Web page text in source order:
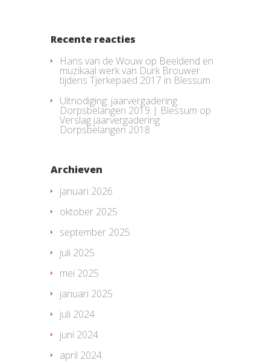
Recente reacties
Hans van de Wouw op Beeldend en
muzikaal werk van Durk Brouwer
tijdens Tjerkepaed 2017 in Blessum
Uitnodiging: jaarvergadering
Dorpsbelangen 2019 | Blessum op
Verslag jaarvergadering
Dorpsbelangen 2018
Archieven
januari 2026
oktober 2025
september 2025
juli 2025
mei 2025
januari 2025
juli 2024
juni 2024
april 2024